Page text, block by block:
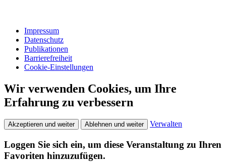
Impressum
Datenschutz
Publikationen
Barrierefreiheit
Cookie-Einstellungen
Wir verwenden Cookies, um Ihre
Erfahrung zu verbessern
Akzeptieren und weiter Ablehnen und weiter Verwalten
Loggen Sie sich ein, um diese Veranstaltung zu Ihren
Favoriten hinzuzufügen.